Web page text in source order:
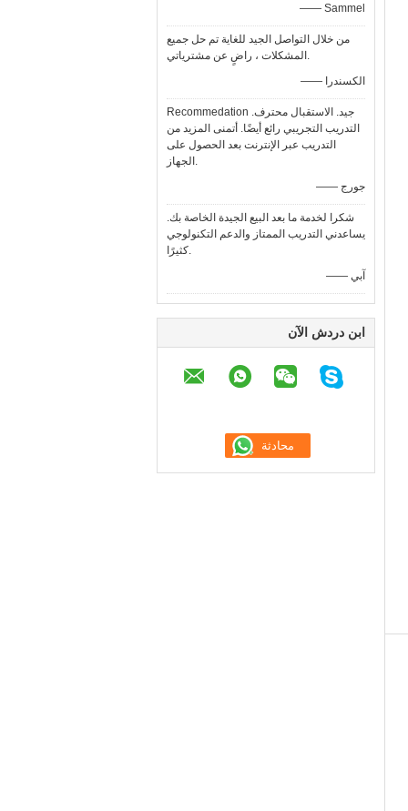
—— Sammel
من خلال التواصل الجيد للغاية تم حل جميع
المشكلات ، راضٍ عن مشترياتي.
—— الكسندرا
Recommedation جيد. الاستقبال محترف.
التدريب التجريبي رائع أيضًا. أتمنى المزيد من
التدريب عبر الإنترنت بعد الحصول على
الجهاز.
—— جورج
شكرا لخدمة ما بعد البيع الجيدة الخاصة بك.
يساعدني التدريب الممتاز والدعم التكنولوجي
كثيرًا.
—— آبي
ابن دردش الآن